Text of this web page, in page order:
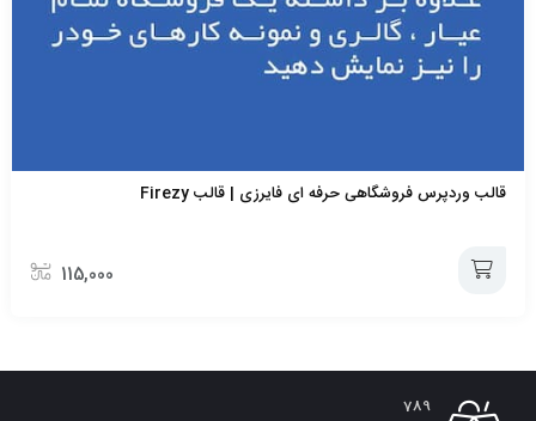
قالب وردپرس فروشگاهی حرفه ای فایرزی | قالب Firezy
115,000
به
789